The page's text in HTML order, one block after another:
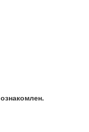
ознакомлен.